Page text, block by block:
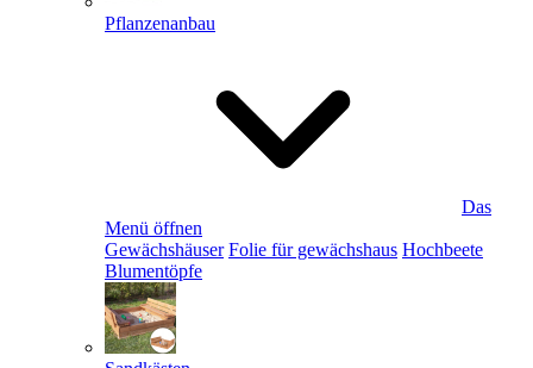
Pflanzenanbau
Das
Menü öffnen
Gewächshäuser Folie für gewächshaus Hochbeete
Blumentöpfe